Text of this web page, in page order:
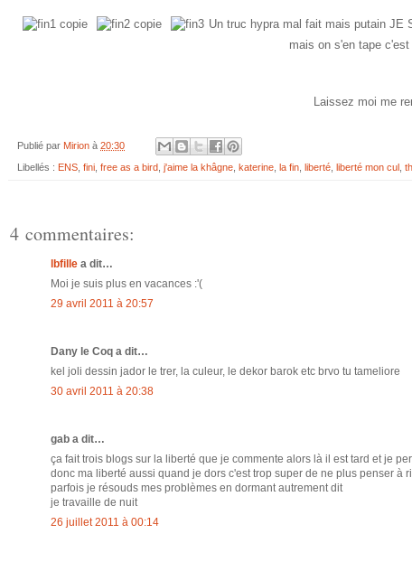
Un truc hypra mal fait mais putain JE
mais on s'en tape
Laissez moi me
Publié par Mirion à 20:30
Libellés : ENS fini free as a bird j'aime la khâgne katerine la fin liberté liberté mon cul
4 commentaires:
lbfille a dit…
Moi je suis plus en vacances :'(
29 avril 2011 à 20:57
Dany le Coq a dit…
kel joli dessin jador le trer, la culeur, le dekor barok etc brvo tu tameliore
30 avril 2011 à 20:38
gab a dit…
ça fait trois blogs sur la liberté que je commente alors là il est tard et je
donc ma liberté aussi quand je dors c'est trop super de ne plus penser à
parfois je résouds mes problèmes en dormant autrement dit
je travaille de nuit
26 juillet 2011 à 00:14